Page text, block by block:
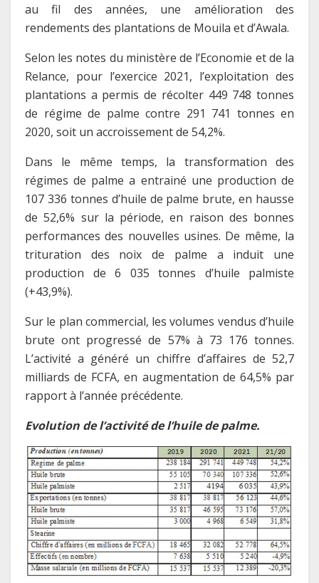
au fil des années, une amélioration des
rendements des plantations de Mouila et d’Awala.
Selon les notes du ministère de l’Economie et de la
Relance, pour l’exercice 2021, l’exploitation des
plantations a permis de récolter 449 748 tonnes
de régime de palme contre 291 741 tonnes en
2020, soit un accroissement de 54,2%.
Dans le même temps, la transformation des
régimes de palme a entrainé une production de
107 336 tonnes d’huile de palme brute, en hausse
de 52,6% sur la période, en raison des bonnes
performances des nouvelles usines. De même, la
trituration des noix de palme a induit une
production de 6 035 tonnes d’huile palmiste
(+43,9%).
Sur le plan commercial, les volumes vendus d’huile
brute ont progressé de 57% à 73 176 tonnes.
L’activité a généré un chiffre d’affaires de 52,7
milliards de FCFA, en augmentation de 64,5% par
rapport à l’année précédente.
Evolution de l’activité de l’huile de palme.